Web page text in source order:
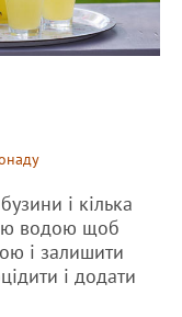
і кілька
водою щоб
і залишити
і додати